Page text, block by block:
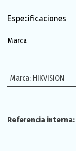
Especificaciones
Marca
Marca: HIKVISION
Referencia interna: